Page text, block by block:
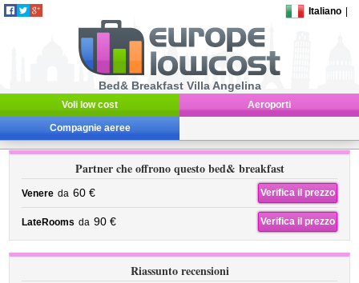
Italiano
Bed& Breakfast Villa Angelina
Voli low cost Aeroporti
Compagnie aeree
Partner che offrono questo bed& breakfast
Venere da 60 € Verifica il prezzo
LateRooms da 90 € Verifica il prezzo
Riassunto recensioni